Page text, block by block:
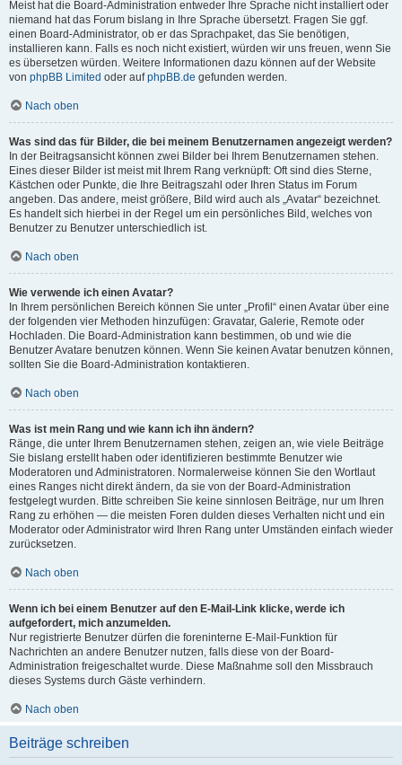
Meist hat die Board-Administration entweder Ihre Sprache nicht installiert oder
niemand hat das Forum bislang in Ihre Sprache übersetzt. Fragen Sie ggf.
einen Board-Administrator, ob er das Sprachpaket, das Sie benötigen,
installieren kann. Falls es noch nicht existiert, würden wir uns freuen, wenn Sie
es übersetzen würden. Weitere Informationen dazu können auf der Website
von phpBB Limited oder aufphpBB.de gefunden werden.
Nach oben
Was sind das für Bilder, die bei meinem Benutzernamen angezeigt werden?
In der Beitragsansicht können zwei Bilder bei Ihrem Benutzernamen stehen.
Eines dieser Bilder ist meist mit Ihrem Rang verknüpft: Oft sind dies Sterne,
Kästchen oder Punkte, die Ihre Beitragszahl oder Ihren Status im Forum
angeben. Das andere, meist größere, Bild wird auch als „Avatar“ bezeichnet.
Es handelt sich hierbei in der Regel um ein persönliches Bild, welches von
Benutzer zu Benutzer unterschiedlich ist.
Nach oben
Wie verwende ich einen Avatar?
In Ihrem persönlichen Bereich können Sie unter „Profil“ einen Avatar über eine
der folgenden vier Methoden hinzufügen: Gravatar, Galerie, Remote oder
Hochladen. Die Board-Administration kann bestimmen, ob und wie die
Benutzer Avatare benutzen können. Wenn Sie keinen Avatar benutzen können,
sollten Sie die Board-Administration kontaktieren.
Nach oben
Was ist mein Rang und wie kann ich ihn ändern?
Ränge, die unter Ihrem Benutzernamen stehen, zeigen an, wie viele Beiträge
Sie bislang erstellt haben oder identifizieren bestimmte Benutzer wie
Moderatoren und Administratoren. Normalerweise können Sie den Wortlaut
eines Ranges nicht direkt ändern, da sie von der Board-Administration
festgelegt wurden. Bitte schreiben Sie keine sinnlosen Beiträge, nur um Ihren
Rang zu erhöhen — die meisten Foren dulden dieses Verhalten nicht und ein
Moderator oder Administrator wird Ihren Rang unter Umständen einfach wieder
zurücksetzen.
Nach oben
Wenn ich bei einem Benutzer auf den E-Mail-Link klicke, werde ich
aufgefordert, mich anzumelden.
Nur registrierte Benutzer dürfen die foreninterne E-Mail-Funktion für
Nachrichten an andere Benutzer nutzen, falls diese von der Board-
Administration freigeschaltet wurde. Diese Maßnahme soll den Missbrauch
dieses Systems durch Gäste verhindern.
Nach oben
Beiträge schreiben